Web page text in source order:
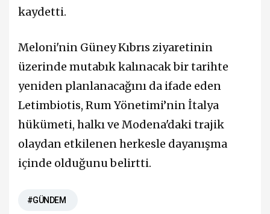
kaydetti.
Meloni'nin Güney Kıbrıs ziyaretinin
üzerinde mutabık kalınacak bir tarihte
yeniden planlanacağını da ifade eden
Letimbiotis, Rum Yönetimi’nin İtalya
hükümeti, halkı ve Modena'daki trajik
olaydan etkilenen herkesle dayanışma
içinde olduğunu belirtti.
#GÜNDEM